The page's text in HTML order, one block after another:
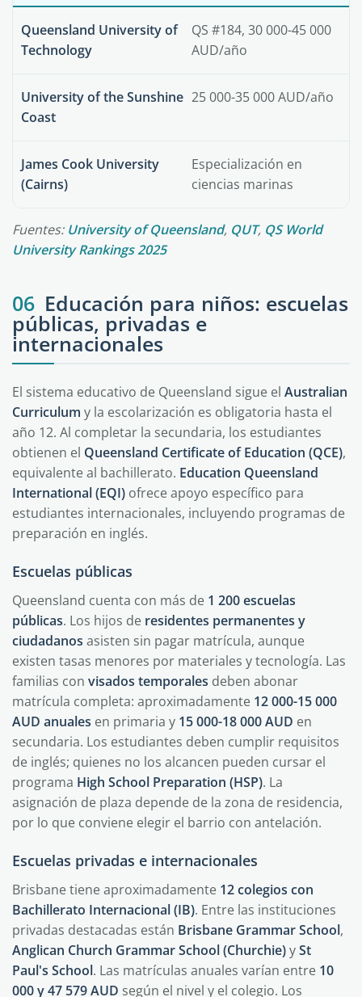
Queensland University of
Technology
QS #184, 30 000-45 000
AUD/año
University of the Sunshine
Coast
25 000-35 000 AUD/año
James Cook University
(Cairns)
Especialización en
ciencias marinas
Fuentes: University of Queensland, QUT, QS World
University Rankings 2025
06 Educación para niños: escuelas
públicas, privadas e
internacionales
El sistema educativo de Queensland sigue el Australian
Curriculum y la escolarización es obligatoria hasta el
año 12. Al completar la secundaria, los estudiantes
obtienen el Queensland Certificate of Education (QCE),
equivalente al bachillerato. Education Queensland
International (EQI) ofrece apoyo específico para
estudiantes internacionales, incluyendo programas de
preparación en inglés.
Escuelas públicas
Queensland cuenta con más de 1 200 escuelas
públicas. Los hijos de residentes permanentes y
ciudadanos asisten sin pagar matrícula, aunque
existen tasas menores por materiales y tecnología. Las
familias con visados temporales deben abonar
matrícula completa: aproximadamente 12 000-15 000
AUD anuales en primaria y 15 000-18 000 AUD en
secundaria. Los estudiantes deben cumplir requisitos
de inglés; quienes no los alcancen pueden cursar el
programa High School Preparation (HSP). La
asignación de plaza depende de la zona de residencia,
por lo que conviene elegir el barrio con antelación.
Escuelas privadas e internacionales
Brisbane tiene aproximadamente 12 colegios con
Bachillerato Internacional (IB). Entre las instituciones
privadas destacadas están Brisbane Grammar School,
Anglican Church Grammar School (Churchie)ySt
Paul's School. Las matrículas anuales varían entre 10
000 y 47 579 AUD según el nivel y el colegio. Los